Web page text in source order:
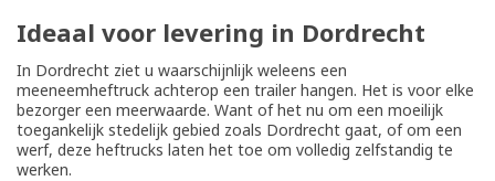
Ideaal voor levering in Dordrecht
In Dordrecht ziet u waarschijnlijk weleens een
meeneemheftruck achterop een trailer hangen. Het is voor elke
bezorger een meerwaarde. Want of het nu om een moeilijk
toegankelijk stedelijk gebied zoals Dordrecht gaat, of om een
werf, deze heftrucks laten het toe om volledig zelfstandig te
werken.